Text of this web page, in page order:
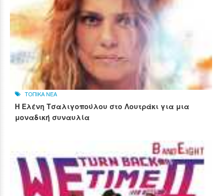
ΤΟΠΙΚΑ ΝΕΑ
Η Ελένη Τσαλιγοπούλου στο Λουτράκι για μια
μοναδική συναυλία